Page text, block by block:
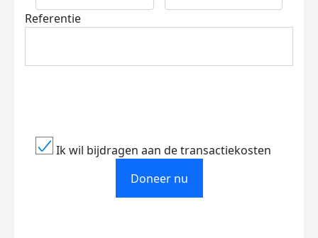
Referentie
Ik wil bijdragen aan de transactiekosten
Doneer nu